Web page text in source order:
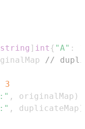
string ] int { "A" :
//
3
, originalMap )
, duplicateMap )